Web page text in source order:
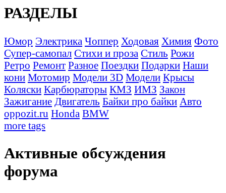
РАЗДЕЛЫ
Юмор Электрика Чоппер Ходовая Химия Фото
Супер-самопал Стихи и проза Стиль Рожи
Ретро Ремонт Разное Поездки Подарки Наши
кони Мотомир Модели 3D Модели Крысы
Коляски Карбюраторы КМЗ ИМЗ Закон
Зажигание Двигатель Байки про байки Авто
oppozit.ru Honda BMW
more tags
Активные обсуждения
форума